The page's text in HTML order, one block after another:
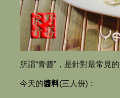
所謂“青醬”，是針對最常見
今天的醬料(三人份)：